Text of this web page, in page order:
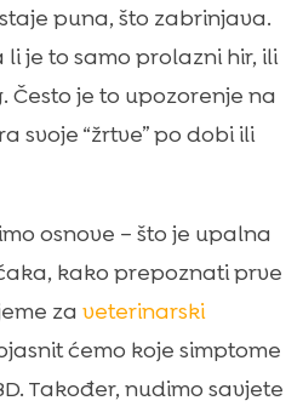
crijeva) kod mačke
na koje trebamo paziti
dijagnoza IBD-a
pristup
a: kako odabrati pravu
hipoalergena
i pšenice
i hidracije
hranjenja, mirno
puna, što zabrinjava.
je to samo prolazni hir, ili
Često je to upozorenje na
svoje “žrtve” po dobi ili
osnove – što je upalna
kako prepoznati prve
za veterinarski
ćemo koje simptome
Također, nudimo savjete